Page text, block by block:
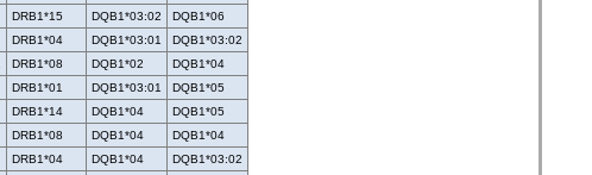
DRB1*15 DQB1*03:02
DQB1*06
DRB1*04 DQB1*03:01
DQB1*03:02
DRB1*08 DQB1*02
DQB1*04
DRB1*01 DQB1*03:01
DQB1*05
DRB1*14 DQB1*04
DQB1*05
DRB1*08 DQB1*04
DQB1*04
DRB1*04 DQB1*04
DQB1*03:02